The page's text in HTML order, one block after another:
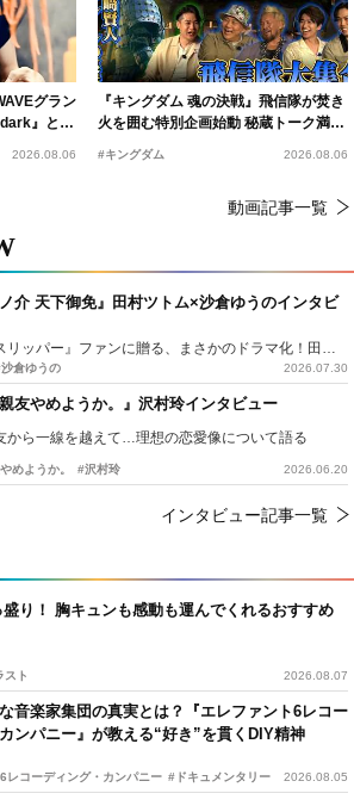
り！ 胸キュンも感動も運んでくれるおすすめ
スト 2026.08.07
音楽家集団の真実とは？『エレファント6レコー
ンパニー』が教える“好き”を貫くDIY精神
レコーディング・カンパニー #ドキュメンタリー 2026.08.05
グラン
』と同
2026.08.06
『キングダム 魂の決戦』飛信隊が焚き
火を囲む特別企画始動 秘蔵トーク満載
の“キングダムキャンプ”開催
#キングダム 2026.08.06
動画記事一覧
ノ介 天下御免』田村ツトム×沙倉ゆうのインタビ
倉ゆうの 2026.07.30
親友やめようか。』沢村玲インタビュー
から一線を越えて…理想の恋愛像について語る
めようか。 #沢村玲 2026.06.20
インタビュー記事一覧